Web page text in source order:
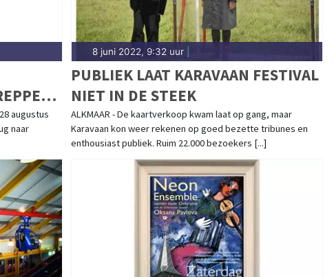
augustus
naar
8 juni 2022, 9:32 uur|
PUBLIEK LAAT KARAVAAN FESTIVAL
NIET IN DE STEEK
ALKMAAR - De kaartverkoop kwam laat op gang, maar
Karavaan kon weer rekenen op goed bezette tribunes en
enthousiast publiek. Ruim 22.000 bezoekers [...]